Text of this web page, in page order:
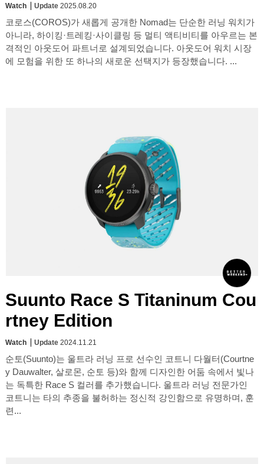
Watch Update 2025.08.20
코로스(COROS)가 새롭게 공개한 Nomad는 단순한 러닝 워치가
아니라, 하이킹·트레킹·사이클링 등 멀티 액티비티를 아우르는 본
격적인 아웃도어 파트너로 설계되었습니다. 아웃도어 워치 시장
에 모험을 위한 또 하나의 새로운 선택지가 등장했습니다. ...
Suunto Race S Titaninum Cou
rtney Edition
Watch Update 2024.11.21
순토(Suunto)는 울트라 러닝 프로 선수인 코트니 다월터(Courtne
y Dauwalter, 살로몬, 순토 등)와 함께 디자인한 어둠 속에서 빛나
는 독특한 Race S 컬러를 추가했습니다. 울트라 러닝 전문가인
코트니는 타의 추종을 불허하는 정신적 강인함으로 유명하며, 훈
련...